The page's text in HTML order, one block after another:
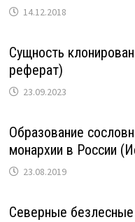
14.12.2018
Сущность
реферат)
23.09.2023
Образование
монархии в России
23.08.2019
Северные